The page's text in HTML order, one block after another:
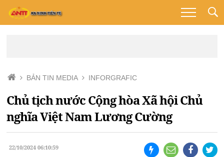
BẢN TIN MEDIA INFORGRAFIC
Chủ tịch nước Cộng hòa Xã hội Chủ
nghĩa Việt Nam Lương Cường
22/10/2024 06:10:59